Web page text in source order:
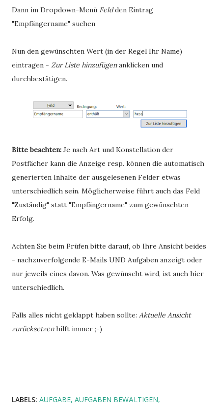
Dann im Dropdown-Menü Feldden Eintrag
"Empfängername" suchen
Nun den gewünschten Wert (in der Regel Ihr Name)
eintragen - Zur Liste hinzufügenanklicken und
durchbestätigen.
Bitte beachten: Je nach Art und Konstellation der
Postfächer kann die Anzeige resp. können die automatisch
generierten Inhalte der ausgelesenen Felder etwas
unterschiedlich sein. Möglicherweise führt auch das Feld
"Zuständig" statt "Empfängername" zum gewünschten
Erfolg.
Achten Sie beim Prüfen bitte darauf, ob Ihre Ansicht beides
- nachzuverfolgende E-Mails UND Aufgaben anzeigt oder
nur jeweils eines davon. Was gewünscht wird, ist auch hier
unterschiedlich.
Falls alles nicht geklappt haben sollte: Aktuelle Ansicht
zurücksetzenhilft immer ;-)
LABELS: AUFGABE AUFGABEN BEWÄLTIGEN